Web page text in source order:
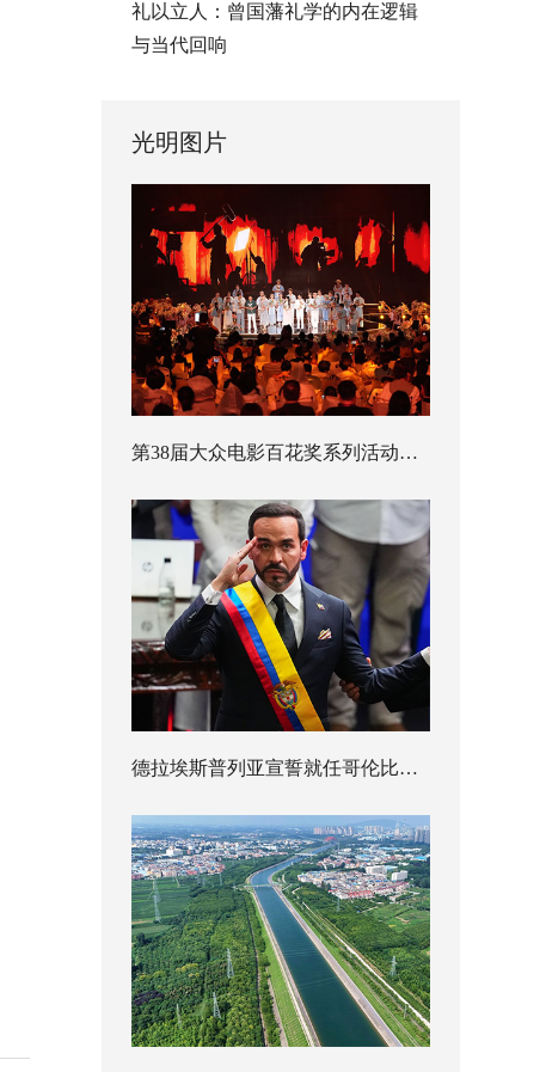
礼以立人：曾国藩礼学的内在逻辑
与当代回响
光明图片
第38届大众电影百花奖系列活动开幕
德拉埃斯普列亚宣誓就任哥伦比亚总统